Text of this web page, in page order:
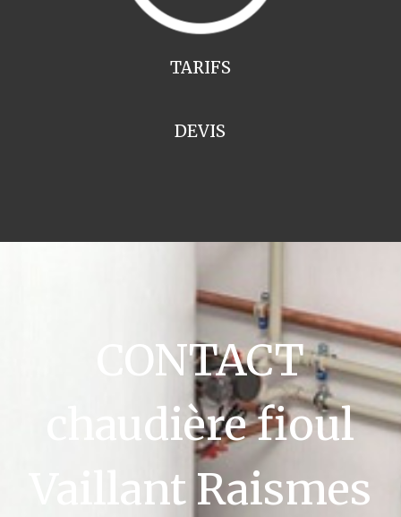
TARIFS
DEVIS
CONTACT
chaudière fioul
Vaillant Raismes